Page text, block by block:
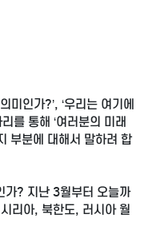
미인가?’, ‘우리는 여기에
를 통해 ‘여러분의 미래
부분에 대해서 말하려 합
가? 지난 3월부터 오늘까
리아, 북한도, 러시아 월